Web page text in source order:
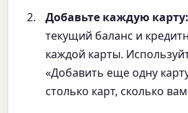
Добавьте каждую карту:
текущий баланс и
каждой карты.
«Добавить еще одну
столько карт, сколько